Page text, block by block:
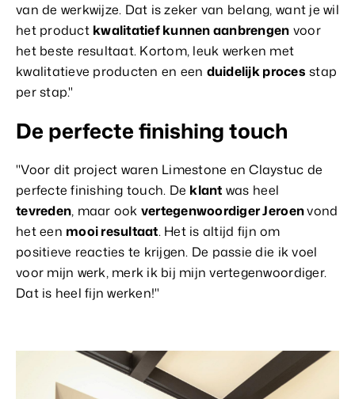
van de werkwijze. Dat is zeker van belang, want je wil
het product kwalitatief kunnen aanbrengen voor
het beste resultaat. Kortom, leuk werken met
kwalitatieve producten en een duidelijk proces stap
per stap."
De perfecte finishing touch
"Voor dit project waren Limestone en Claystuc de
perfecte finishing touch. De klant was heel
tevreden, maar ook vertegenwoordiger Jeroenvond
het een mooi resultaat. Het is altijd fijn om
positieve reacties te krijgen. De passie die ik voel
voor mijn werk, merk ik bij mijn vertegenwoordiger.
Dat is heel fijn werken!"